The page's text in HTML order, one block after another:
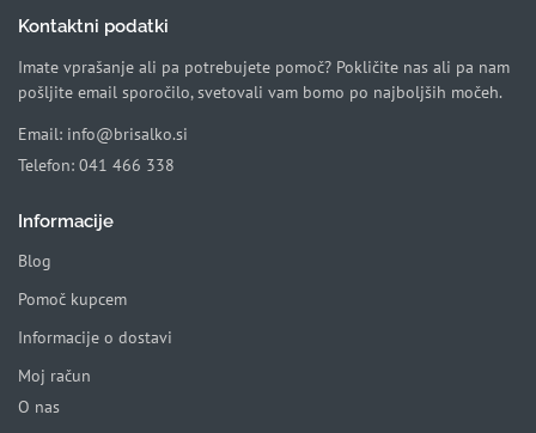
Kontaktni podatki
Imate vprašanje ali pa potrebujete pomoč? Pokličite nas ali pa nam
pošljite email sporočilo, svetovali vam bomo po najboljših močeh.
Email: info@brisalko.si
Telefon: 041 466 338
Informacije
Blog
Pomoč kupcem
Informacije o dostavi
Moj račun
O nas